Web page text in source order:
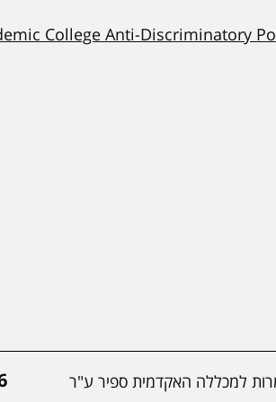
College Anti-Discriminatory
למכללה האקדמית ספיר ע"ר